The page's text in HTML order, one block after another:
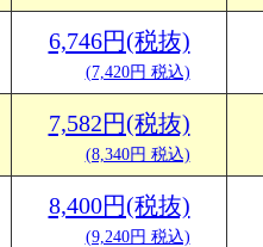
6,746円(税抜)
(7,420円 税込)
7,582円(税抜)
(8,340円 税込)
8,400円(税抜)
(9,240円 税込)